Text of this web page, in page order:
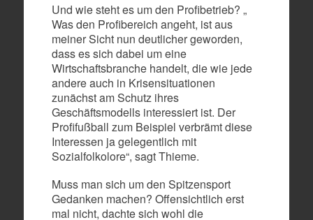
Und wie steht es um den Profibetrieb? „
Was den Profibereich angeht, ist aus
meiner Sicht nun deutlicher geworden,
dass es sich dabei um eine
Wirtschaftsbranche handelt, die wie jede
andere auch in Krisensituationen
zunächst am Schutz ihres
Geschäftsmodells interessiert ist. Der
Profifußball zum Beispiel verbrämt diese
Interessen ja gelegentlich mit
Sozialfolkolore“, sagt Thieme.
Muss man sich um den Spitzensport
Gedanken machen? Offensichtlich erst
mal nicht, dachte sich wohl die